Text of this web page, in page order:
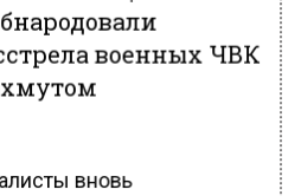
военных ЧВК
вновь